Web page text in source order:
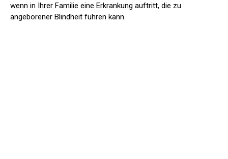
wenn in Ihrer Familie eine Erkrankung auftritt, die zu
angeborener Blindheit führen kann.